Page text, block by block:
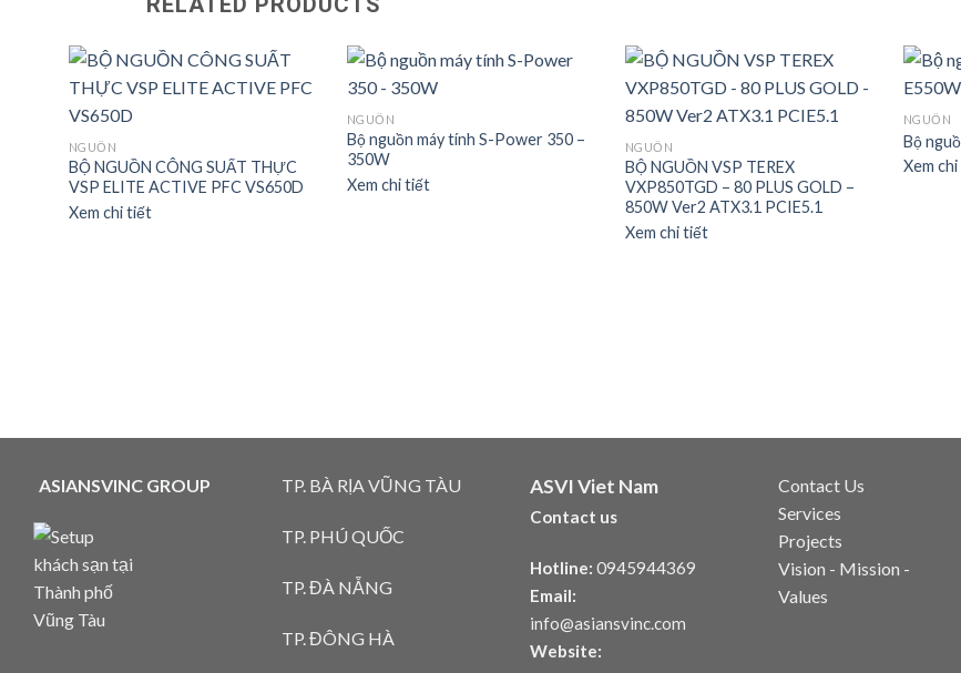
NGUỒN
BỘ NGUỒN CÔNG SUẤT THỰC
VSP ELITE ACTIVE PFC VS650D
Xem chi tiết
NGUỒN
Bộ nguồn máy tính S-Power 350 –
350W
Xem chi tiết
NGUỒN
BỘ NGUỒN VSP TEREX
VXP850TGD – 80 PLUS GOLD –
850W Ver2 ATX3.1 PCIE5.1
Xem chi tiết
NGUỒN
Bộ
Xem
ASIANSVINC GROUP TP. BÀ RỊA VŨNG TÀU
TP. PHÚ QUỐC
TP. ĐÀ NẴNG
TP. ĐÔNG HÀ
ASVI Viet Nam
Contact us
Hotline: 0945944369
Email:
info@asiansvinc.com
Website:
Contact Us
Services
Projects
Vision - Mission -
Values